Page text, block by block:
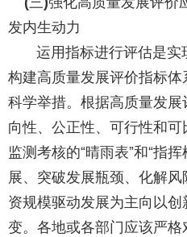
发内生动力
运用指标进行评估是实
构建高质量发展评价指标
科学举措。根据高质量发
向性、公正性、可行性和
监测考核的“晴雨表”和“指
展、突破发展瓶颈、化解
资规模驱动发展为主向以
变。各地或各部门应该严